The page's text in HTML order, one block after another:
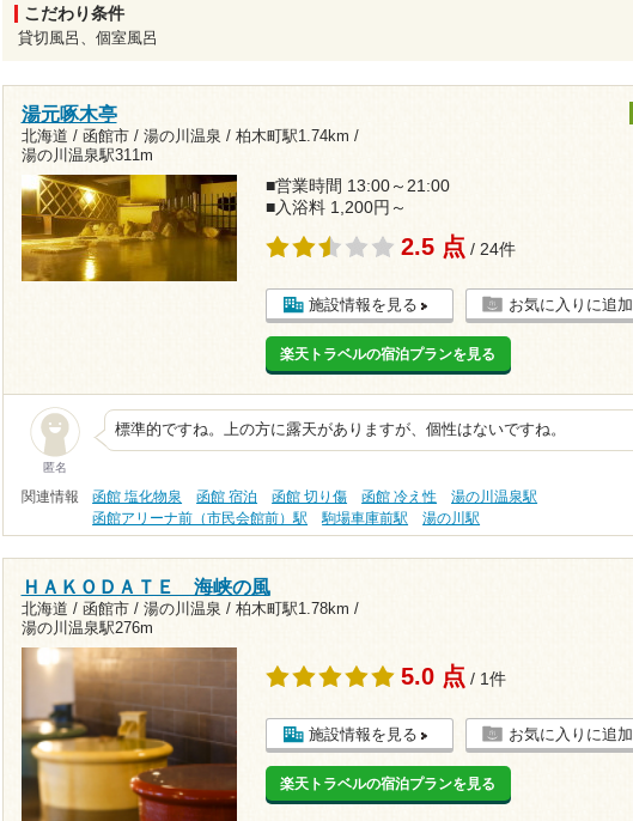
こだわり条件
貸切風呂、個室風呂
湯元啄木亭
北海道 / 函館市 / 湯の川温泉 / 柏木町駅1.74km /
湯の川温泉駅311m
■営業時間 13:00～21:00
■入浴料 1,200円～
2.5 点 / 24件
施設情報を見る お気に入りに追加
楽天トラベルの宿泊プランを見る
匿名
標準的ですね。上の方に露天がありますが、個性はないですね。
関連情報 函館 塩化物泉 函館 宿泊 函館 切り傷 函館 冷え性
湯の川温泉駅
函館アリーナ前（市民会館前）駅
駒場車庫前駅 湯の川駅
ＨＡＫＯＤＡＴＥ 海峡の風
北海道 / 函館市 / 湯の川温泉 / 柏木町駅1.78km /
湯の川温泉駅276m
5.0 点 / 1件
施設情報を見る お気に入りに追加
楽天トラベルの宿泊プランを見る